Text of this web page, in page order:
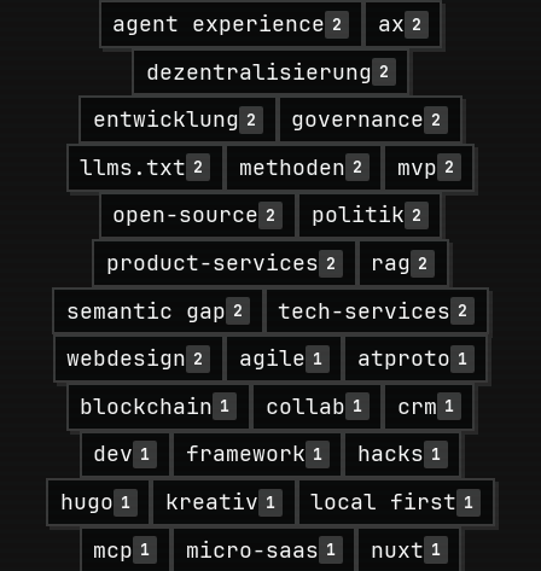
agent experience 2 ax 2
dezentralisierung 2
entwicklung 2 governance 2
llms.txt 2 methoden 2 mvp 2
open-source 2 politik 2
product-services 2 rag 2
semantic gap 2 tech-services 2
webdesign 2 agile 1 atproto 1
blockchain 1 collab 1 crm 1
dev 1 framework 1 hacks 1
hugo 1 kreativ 1 local first 1
mcp 1 micro-saas 1 nuxt 1